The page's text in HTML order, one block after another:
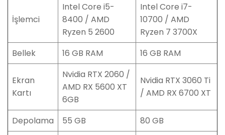
İşlemci
Intel Core i5-
8400 / AMD
Ryzen 5 2600
Intel Core i7-
10700 / AMD
Ryzen 7 3700X
Bellek
16 GB RAM 16 GB RAM
Ekran
Kartı
Nvidia RTX 2060 /
AMD RX 5600 XT
6GB
Nvidia RTX 3060 Ti
/ AMD RX 6700 XT
Depolama 55 GB
80 GB